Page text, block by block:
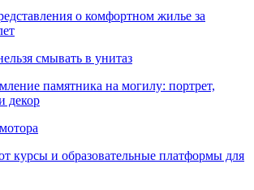
о комфортном жилье за
смывать в унитаз
памятника на могилу: портрет,
декор
курсы и образовательные платформы для